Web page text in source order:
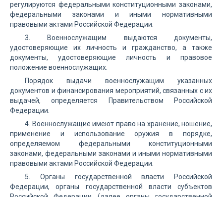
регулируются федеральными конституционными законами,
федеральными законами и иными нормативными
правовыми актами Российской Федерации.
3. Военнослужащим выдаются документы,
удостоверяющие их личность и гражданство, а также
документы, удостоверяющие личность и правовое
положение военнослужащих.
Порядок выдачи военнослужащим указанных
документов и финансирования мероприятий, связанных с их
выдачей, определяется Правительством Российской
Федерации.
4. Военнослужащие имеют право на хранение, ношение,
применение и использование оружия в порядке,
определяемом федеральными конституционными
законами, федеральными законами и иными нормативными
правовыми актами Российской Федерации.
5. Органы государственной власти Российской
Федерации, органы государственной власти субъектов